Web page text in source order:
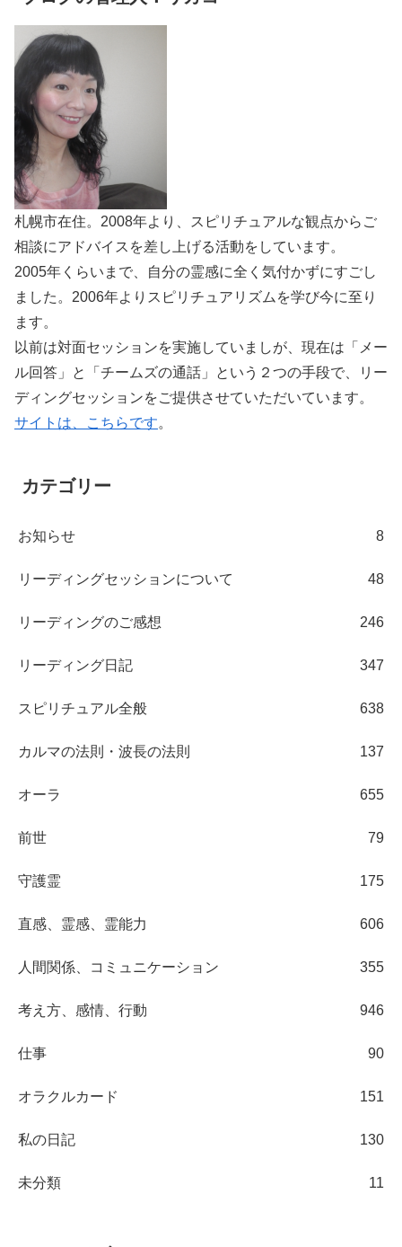
札幌市在住。2008年より、スピリチュアルな観点からご
相談にアドバイスを差し上げる活動をしています。
2005年くらいまで、自分の霊感に全く気付かずにすごし
ました。2006年よりスピリチュアリズムを学び今に至り
ます。
以前は対面セッションを実施していましが、現在は「メー
ル回答」と「チームズの通話」という２つの手段で、リー
ディングセッションをご提供させていただいています。
サイトは、こちらです。
カテゴリー
お知らせ 8
リーディングセッションについて 48
リーディングのご感想 246
リーディング日記 347
スピリチュアル全般 638
カルマの法則・波長の法則 137
オーラ 655
前世 79
守護霊 175
直感、霊感、霊能力 606
人間関係、コミュニケーション 355
考え方、感情、行動 946
仕事 90
オラクルカード 151
私の日記 130
未分類 11